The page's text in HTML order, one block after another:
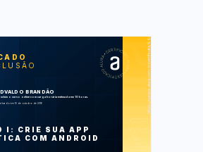
BRANDÃO
o curso online com carga horária estimada em 10 horas.
em 10 de outubro de 2016
I: CRIE SUA APP
COM ANDROID
https://cursos.alura.com.br/certificate/99ca6e85-c752-43b7-a1c3-e87da953431b
LAS
Novo projeto de uma Agenda
Adicionando alunos na agenda